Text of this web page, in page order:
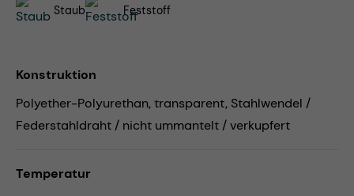
Staub Feststoff
Konstruktion
Polyether-Polyurethan, transparent, Stahlwendel /
Federstahldraht / nicht ummantelt / verkupfert
Temperatur